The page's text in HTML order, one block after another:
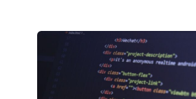
ПОЛЕЗНЫХ
ИНСТРУМЕНТОВ
ДЛЯ
РАБОТЫ